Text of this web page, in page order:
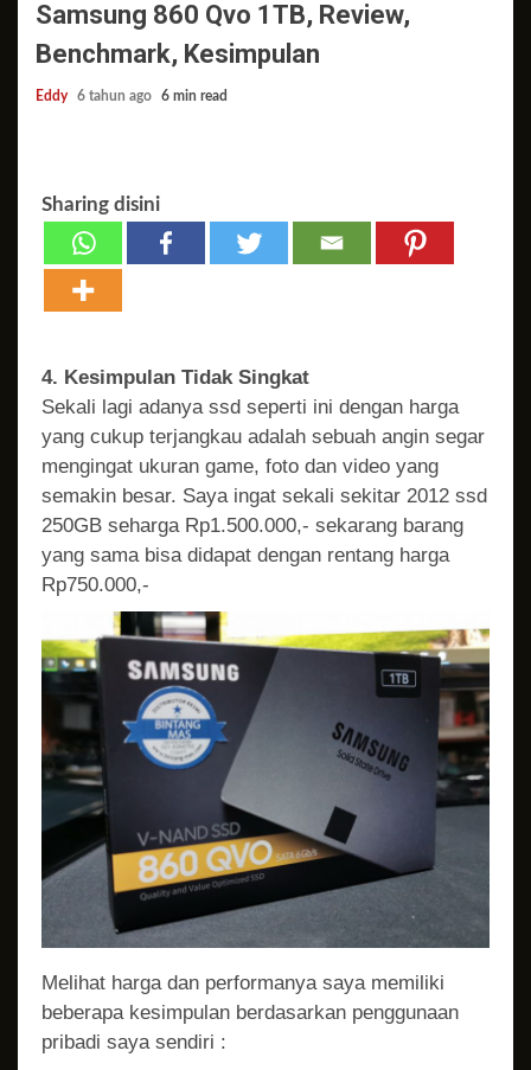
Samsung 860 Qvo 1TB, Review,
Benchmark, Kesimpulan
Eddy 6 tahun ago 6 min read
Sharing disini
4. Kesimpulan Tidak Singkat
Sekali lagi adanya ssd seperti ini dengan harga
yang cukup terjangkau adalah sebuah angin segar
mengingat ukuran game, foto dan video yang
semakin besar. Saya ingat sekali sekitar 2012 ssd
250GB seharga Rp1.500.000,- sekarang barang
yang sama bisa didapat dengan rentang harga
Rp750.000,-
Melihat harga dan performanya saya memiliki
beberapa kesimpulan berdasarkan penggunaan
pribadi saya sendiri :